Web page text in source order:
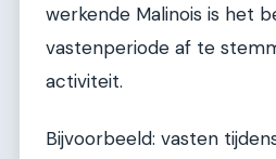
werkende Malinois is het
vastenperiode af te
activiteit.
Bijvoorbeeld: vasten